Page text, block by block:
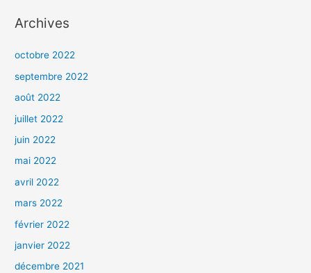
Archives
octobre 2022
septembre 2022
août 2022
juillet 2022
juin 2022
mai 2022
avril 2022
mars 2022
février 2022
janvier 2022
décembre 2021